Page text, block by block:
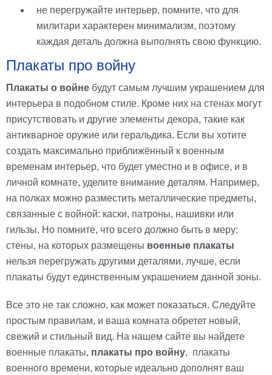
не перегружайте интерьер, помните, что для
милитари характерен минимализм, поэтому
каждая деталь должна выполнять свою функцию.
Плакаты про войну
Плакаты о войне будут самым лучшим украшением для
интерьера в подобном стиле. Кроме них на стенах могут
присутствовать и другие элементы декора, такие как
антикварное оружие или геральдика. Если вы хотите
создать максимально приближённый к военным
временам интерьер, что будет уместно и в офисе, и в
личной комнате, уделите внимание деталям. Например,
на полках можно разместить металлические предметы,
связанные с войной: каски, патроны, нашивки или
гильзы. Но помните, что всего должно быть в меру:
стены, на которых размещены военные плакаты
нельзя перегружать другими деталями, лучше, если
плакаты будут единственным украшением данной зоны.
Все это не так сложно, как может показаться. Следуйте
простым правилам, и ваша комната обретет новый,
свежий и стильный вид. На нашем сайте вы найдете
военные плакаты, плакаты про войну, плакаты
военного времени, которые идеально дополнят ваш